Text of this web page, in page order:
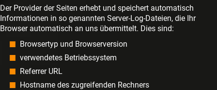
Der Provider der Seiten erhebt und speichert automatisch
Informationen in so genannten Server-Log-Dateien, die Ihr
Browser automatisch an uns übermittelt. Dies sind:
Browsertyp und Browserversion
verwendetes Betriebssystem
Referrer URL
Hostname des zugreifenden Rechners